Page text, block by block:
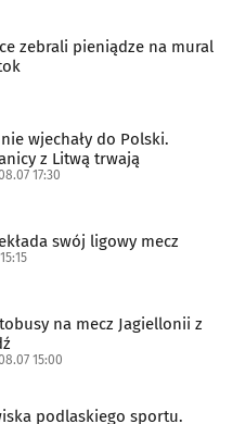
zebrali pieniądze na mural
wjechały do Polski.
z Litwą trwają
17:30
swój ligowy mecz
na mecz Jagiellonii z
15:00
podlaskiego sportu.